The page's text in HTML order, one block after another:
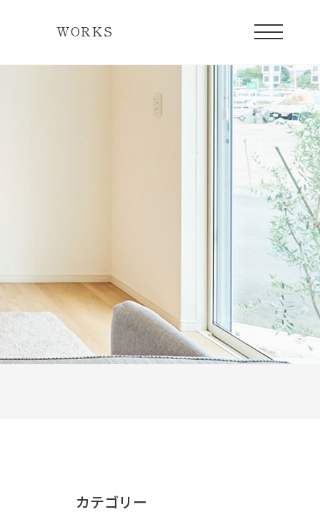
WORKS
現在販売中のレディメイド住宅
カテゴリー